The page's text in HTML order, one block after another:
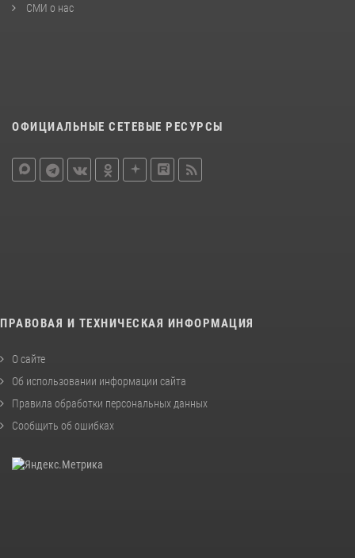
СМИ о нас
ОФИЦИАЛЬНЫЕ СЕТЕВЫЕ РЕСУРСЫ
ПРАВОВАЯ И ТЕХНИЧЕСКАЯ ИНФОРМАЦИЯ
О сайте
Об использовании информации сайта
Правила обработки персональных данных
Сообщить об ошибках